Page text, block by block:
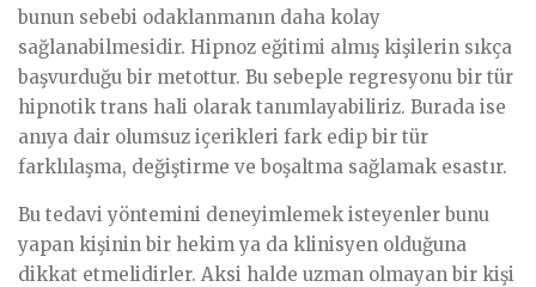
bunun sebebi odaklanmanın daha kolay
sağlanabilmesidir. Hipnoz eğitimi almış kişilerin sıkça
başvurduğu bir metottur. Bu sebeple regresyonu bir tür
hipnotik trans hali olarak tanımlayabiliriz. Burada ise
anıya dair olumsuz içerikleri fark edip bir tür
farklılaşma, değiştirme ve boşaltma sağlamak esastır.
Bu tedavi yöntemini deneyimlemek isteyenler bunu
yapan kişinin bir hekim ya da klinisyen olduğuna
dikkat etmelidirler. Aksi halde uzman olmayan bir kişi